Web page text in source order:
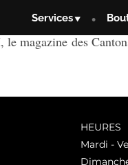
Services
magazine des
HEURES
Mardi -